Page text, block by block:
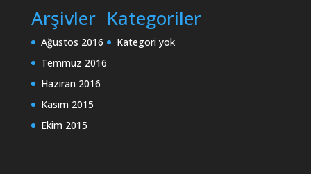
Arşivler
Ağustos 2016
Temmuz 2016
Haziran 2016
Kasım 2015
Ekim 2015
Kategoriler
Kategori yok